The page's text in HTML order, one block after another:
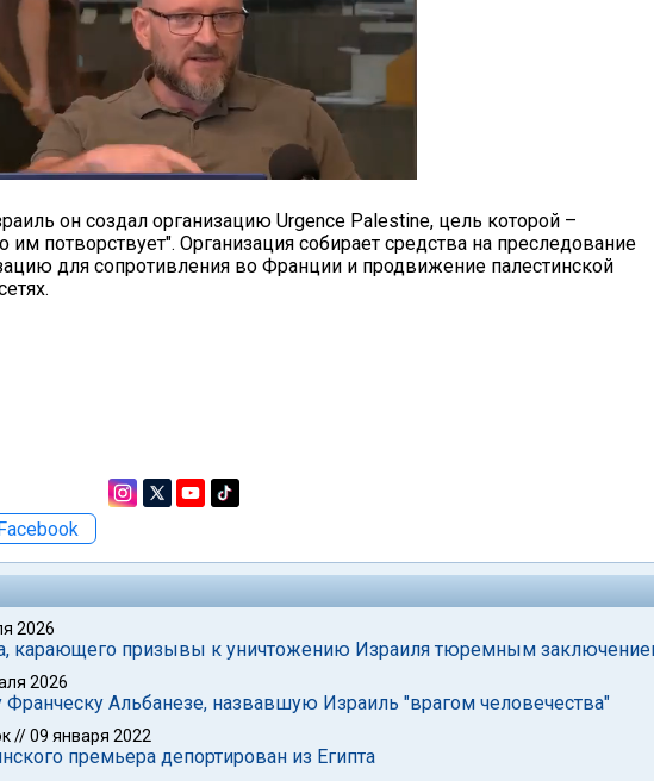
он создал организацию Urgence Palestine, цель которой –
им потворствует". Организация собирает средства на преследование
для сопротивления во Франции и продвижение палестинской
2026
карающего призывы к уничтожению Израиля тюремным
2026
Франческу Альбанезе, назвавшую Израиль "врагом человечества"
//09 января 2022
премьера депортирован из Египта